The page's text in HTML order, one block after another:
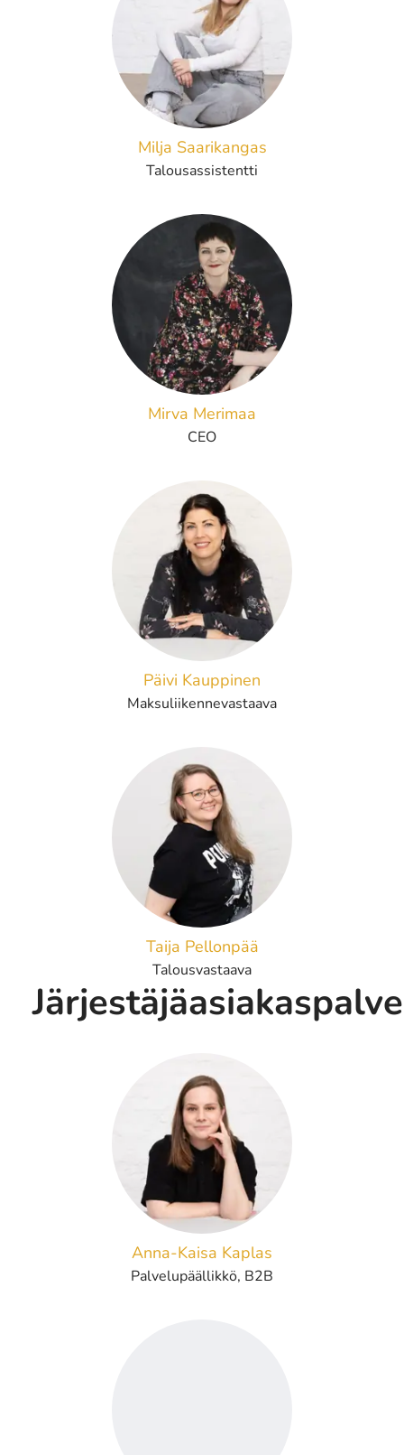
Milja Saarikangas
Talousassistentti
Mirva Merimaa
CEO
Päivi Kauppinen
Maksuliikennevastaava
Taija Pellonpää
Talousvastaava
Anna-Kaisa Kaplas
Palvelupäällikkö, B2B